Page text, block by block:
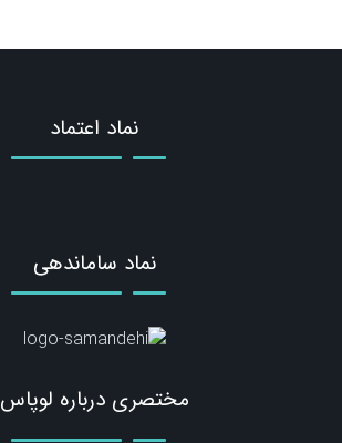
مختصری درباره لوپاس
نماد اعتماد
نماد ساماندهی